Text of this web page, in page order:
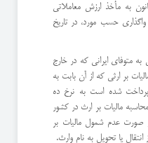
در ماده (59) این قانون به مأخذ ارزش معاملاتی
حسب مورد، در تاریخ
به متوفای ایرانی که در خارج
بر ارثی که از آن بابت به
پرداخت شده است به نرخ ده
محاسبه مالیات بر ارث در کشور
صورت عدم شمول مالیات بر
یا تحویل به نام وارث.